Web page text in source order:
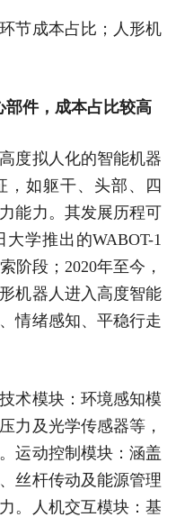
节成本占比；人形机
部件，成本占比较高
度拟人化的智能机器
，如躯干、头部、四
能力。其发展历程可
学推出的WABOT-1
阶段；2020年至今，
机器人进入高度智能
情绪感知、平稳行走
术模块：环境感知模
力及光学传感器等，
运动控制模块：涵盖
丝杆传动及能源管理
。人机交互模块：基